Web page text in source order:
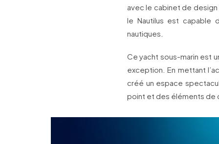
avec le cabinet de
le Nautilus est capable
nautiques.
Ce yacht sous-marin est
exception. En mettant
créé un espace
point et des éléments de